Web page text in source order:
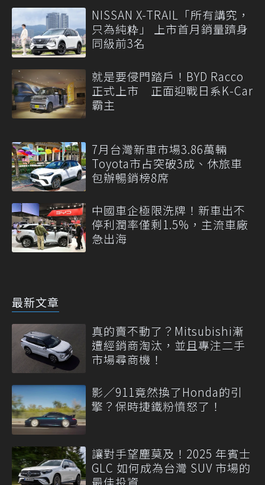
NISSAN X-TRAIL「所有講究，
只為純粋」 上市首月銷量躋身
同級前3名
就是要侵門踏戶！BYD Racco
正式上市 正面迎戰日系K-Car
霸主
7月台灣新車市場3.86萬輛
Toyota市占突破3成、休旅車
包辦暢銷榜8席
中國車企極限洗牌！新車出不
停利潤率僅剩1.5%，主流車廠
急出海
最新文章
真的賣不動了？Mitsubishi漸
遭經銷商淘汰，並且專注二手
市場尋商機！
影／911竟然換了Honda的引
擎？保時捷鐵粉憤怒了！
讓對手望塵莫及！2025 年賓士
GLC 如何成為台灣 SUV 市場的
最佳投資